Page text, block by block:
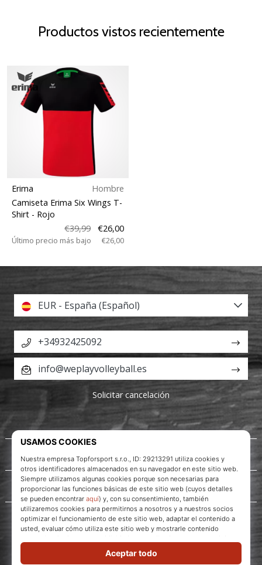
Productos vistos recientemente
Erima
Hombre
Camiseta Erima Six Wings T-
Shirt - Rojo
€39,99
€26,00
Último precio más bajo €26,00
Acerca de nosotros
Servicio al cliente
EUR - España (Español)
+34932425092
info@weplayvolleyball.es
Solicitar cancelación